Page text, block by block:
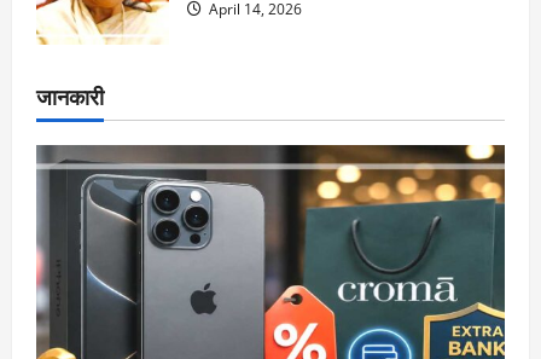
April 14, 2026
जानकारी